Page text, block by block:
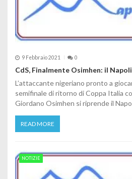
9 Febbraio 2021 0
CdS, Finalmente Osimhen: il
L’attaccante nigeriano pronto a
semifinale di ritorno di Coppa Italia
Giordano Osimhen si riprende il
READ MORE
NOTIZIE